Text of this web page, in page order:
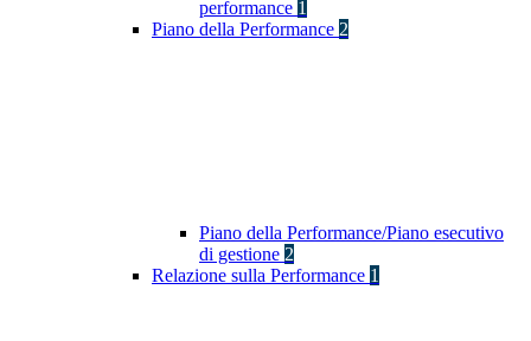
performance 1
Piano della Performance 2
Piano della Performance/Piano esecutivo
di gestione 2
Relazione sulla Performance 1